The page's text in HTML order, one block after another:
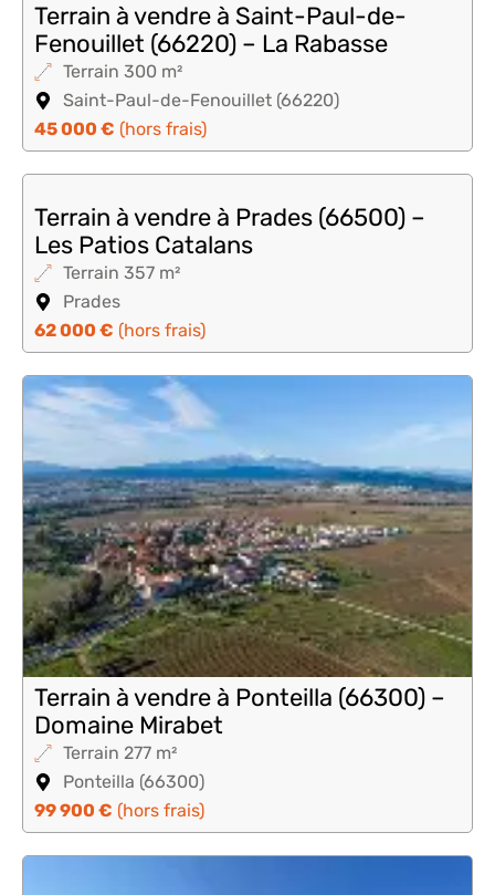
Terrain à vendre à Saint-Paul-de-
Fenouillet (66220) – La Rabasse
Terrain 300 m²
Saint-Paul-de-Fenouillet (66220)
45 000 € (hors frais)
Terrain à vendre à Prades (66500) –
Les Patios Catalans
Terrain 357 m²
Prades
62 000 € (hors frais)
Terrain à vendre à Ponteilla (66300) –
Domaine Mirabet
Terrain 277 m²
Ponteilla (66300)
99 900 € (hors frais)